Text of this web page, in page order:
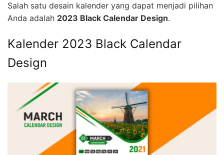
Salah satu desain kalender yang dapat menjadi pilihan
Anda adalah 2023 Black Calendar Design.
Kalender 2023 Black Calendar
Design